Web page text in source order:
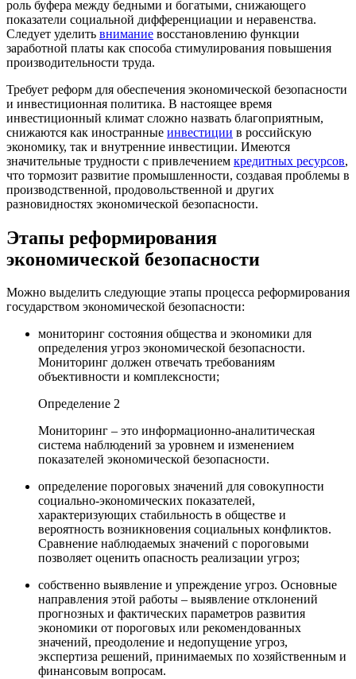
роль буфера между бедными и богатыми, снижающего
показатели социальной дифференциации и неравенства.
Следует уделить внимание восстановлению функции
заработной платы как способа стимулирования повышения
производительности труда.
Требует реформ для обеспечения экономической безопасности
и инвестиционная политика. В настоящее время
инвестиционный климат сложно назвать благоприятным,
снижаются как иностранные инвестиции в российскую
экономику, так и внутренние инвестиции. Имеются
значительные трудности с привлечением кредитных ресурсов,
что тормозит развитие промышленности, создавая проблемы в
производственной, продовольственной и других
разновидностях экономической безопасности.
Этапы реформирования
экономической безопасности
Можно выделить следующие этапы процесса реформирования
государством экономической безопасности:
мониторинг состояния общества и экономики для
определения угроз экономической безопасности.
Мониторинг должен отвечать требованиям
объективности и комплексности;
Определение 2
Мониторинг – это информационно-аналитическая
система наблюдений за уровнем и изменением
показателей экономической безопасности.
определение пороговых значений для совокупности
социально-экономических показателей,
характеризующих стабильность в обществе и
вероятность возникновения социальных конфликтов.
Сравнение наблюдаемых значений с пороговыми
позволяет оценить опасность реализации угроз;
собственно выявление и упреждение угроз. Основные
направления этой работы – выявление отклонений
прогнозных и фактических параметров развития
экономики от пороговых или рекомендованных
значений, преодоление и недопущение угроз,
экспертиза решений, принимаемых по хозяйственным и
финансовым вопросам.